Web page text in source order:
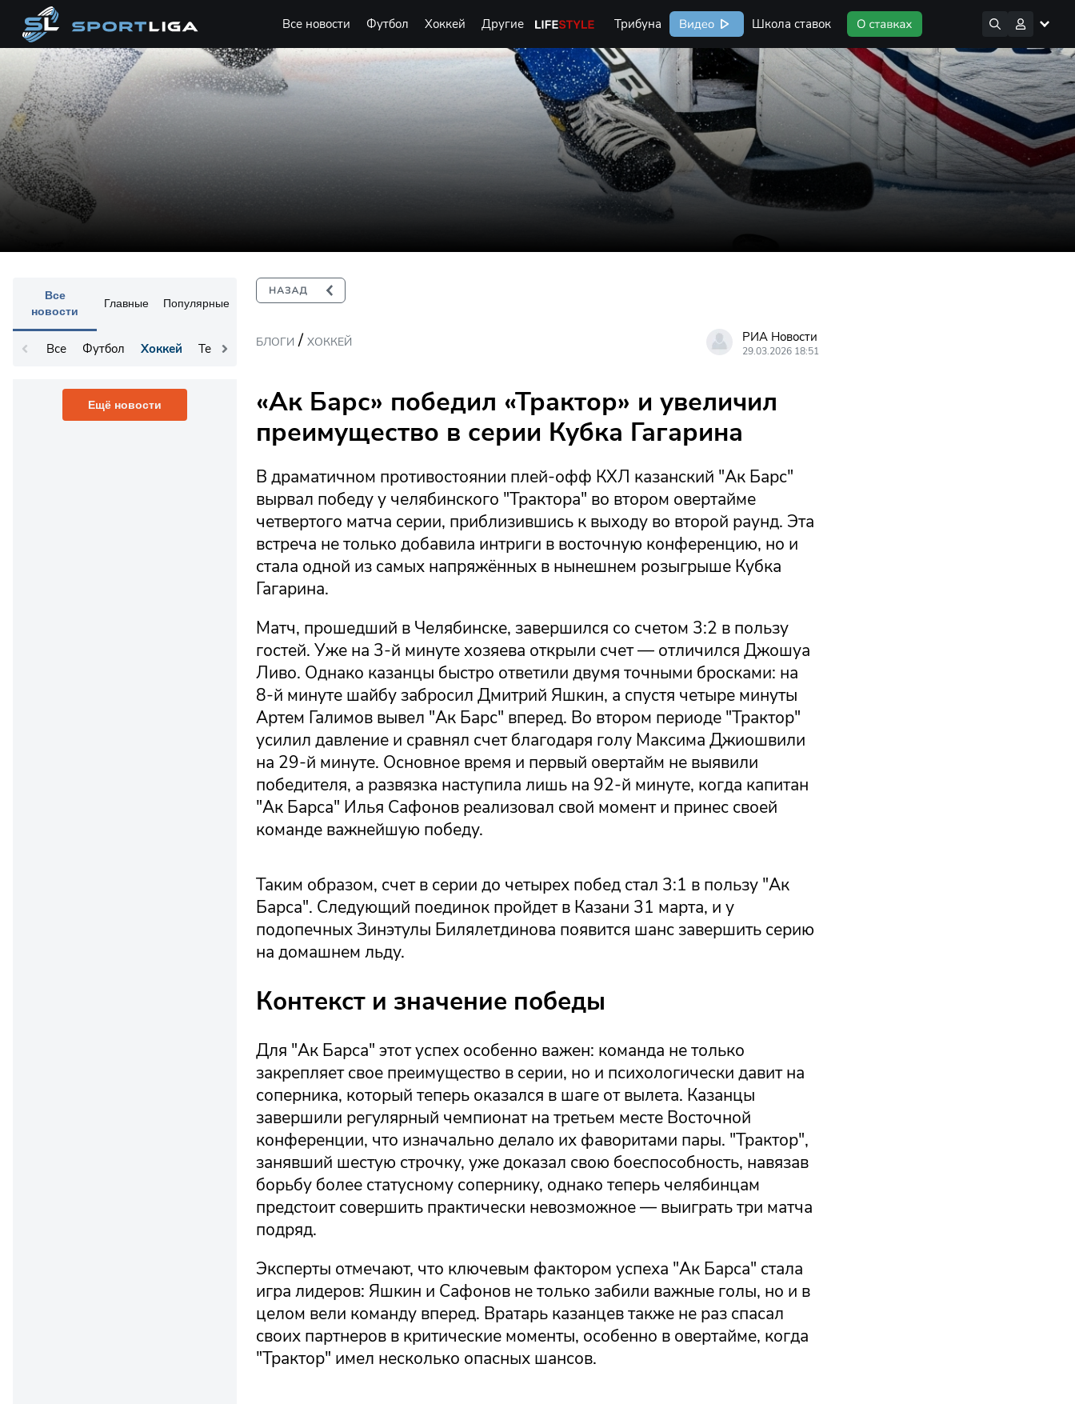
Все новости Футбол Хоккей Другие Life Style Трибуна Видео Школа ставок
Все
новости
Главные Популярные
Все Футбол Хоккей Теннис Остальное
Ещё новости
БЛОГИ / ХОККЕЙ РИА Новости
29.03.2026 18:51
«Ак Барс» победил «Трактор» и увеличил
преимущество в серии Кубка Гагарина
В драматичном противостоянии плей-офф КХЛ казанский "Ак Барс"
вырвал победу у челябинского "Трактора" во втором овертайме
четвертого матча серии, приблизившись к выходу во второй раунд. Эта
встреча не только добавила интриги в восточную конференцию, но и
стала одной из самых напряжённых в нынешнем розыгрыше Кубка
Гагарина.
Матч, прошедший в Челябинске, завершился со счетом 3:2 в пользу
гостей. Уже на 3-й минуте хозяева открыли счет — отличился Джошуа
Ливо. Однако казанцы быстро ответили двумя точными бросками: на
8-й минуте шайбу забросил Дмитрий Яшкин, а спустя четыре минуты
Артем Галимов вывел "Ак Барс" вперед. Во втором периоде "Трактор"
усилил давление и сравнял счет благодаря голу Максима Джиошвили
на 29-й минуте. Основное время и первый овертайм не выявили
победителя, а развязка наступила лишь на 92-й минуте, когда капитан
"Ак Барса" Илья Сафонов реализовал свой момент и принес своей
команде важнейшую победу.
Таким образом, счет в серии до четырех побед стал 3:1 в пользу "Ак
Барса". Следующий поединок пройдет в Казани 31 марта, и у
подопечных Зинэтулы Билялетдинова появится шанс завершить серию
на домашнем льду.
Контекст и значение победы
Для "Ак Барса" этот успех особенно важен: команда не только
закрепляет свое преимущество в серии, но и психологически давит на
соперника, который теперь оказался в шаге от вылета. Казанцы
завершили регулярный чемпионат на третьем месте Восточной
конференции, что изначально делало их фаворитами пары. "Трактор",
занявший шестую строчку, уже доказал свою боеспособность, навязав
борьбу более статусному сопернику, однако теперь челябинцам
предстоит совершить практически невозможное — выиграть три матча
подряд.
Эксперты отмечают, что ключевым фактором успеха "Ак Барса" стала
игра лидеров: Яшкин и Сафонов не только забили важные голы, но и в
целом вели команду вперед. Вратарь казанцев также не раз спасал
своих партнеров в критические моменты, особенно в овертайме, когда
"Трактор" имел несколько опасных шансов.